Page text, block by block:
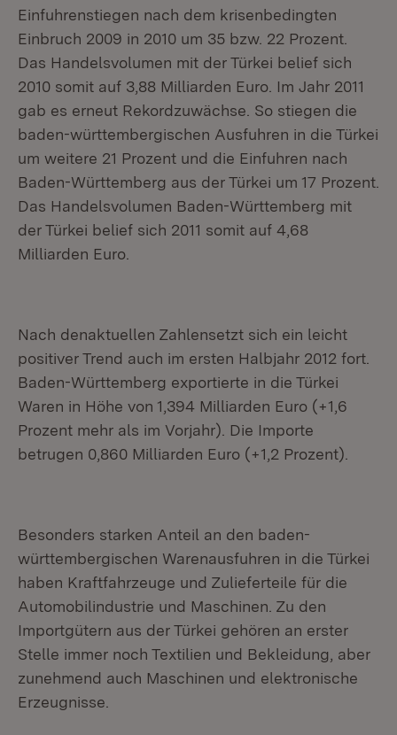
Einfuhrenstiegen nach dem krisenbedingten
Einbruch 2009 in 2010 um 35 bzw. 22 Prozent.
Das Handelsvolumen mit der Türkei belief sich
2010 somit auf 3,88 Milliarden Euro. Im Jahr 2011
gab es erneut Rekordzuwächse. So stiegen die
baden-württembergischen Ausfuhren in die Türkei
um weitere 21 Prozent und die Einfuhren nach
Baden-Württemberg aus der Türkei um 17 Prozent.
Das Handelsvolumen Baden-Württemberg mit
der Türkei belief sich 2011 somit auf 4,68
Milliarden Euro.
Nach denaktuellen Zahlensetzt sich ein leicht
positiver Trend auch im ersten Halbjahr 2012 fort.
Baden-Württemberg exportierte in die Türkei
Waren in Höhe von 1,394 Milliarden Euro (+1,6
Prozent mehr als im Vorjahr). Die Importe
betrugen 0,860 Milliarden Euro (+1,2 Prozent).
Besonders starken Anteil an den baden-
württembergischen Warenausfuhren in die Türkei
haben Kraftfahrzeuge und Zulieferteile für die
Automobilindustrie und Maschinen. Zu den
Importgütern aus der Türkei gehören an erster
Stelle immer noch Textilien und Bekleidung, aber
zunehmend auch Maschinen und elektronische
Erzeugnisse.